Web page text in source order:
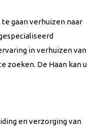
gaan verhuizen naar
in verhuizen van
zoeken. De Haan kan u
en verzorging van